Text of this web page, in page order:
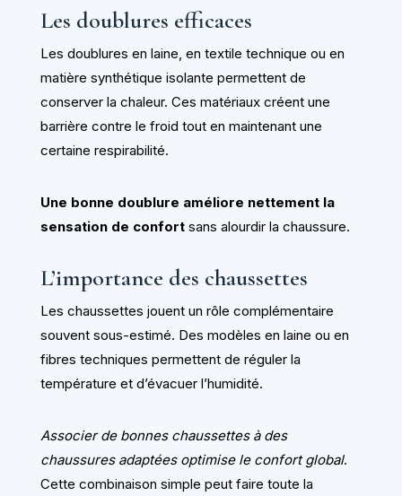
Les doublures efficaces
Les doublures en laine, en textile technique ou en
matière synthétique isolante permettent de
conserver la chaleur. Ces matériaux créent une
barrière contre le froid tout en maintenant une
certaine respirabilité.
Une bonne doublure améliore nettement la
sensation de confortsans alourdir la chaussure.
L’importance des chaussettes
Les chaussettes jouent un rôle complémentaire
souvent sous-estimé. Des modèles en laine ou en
fibres techniques permettent de réguler la
température et d’évacuer l’humidité.
Associer de bonnes chaussettes à des
chaussures adaptées optimise le confort global.
Cette combinaison simple peut faire toute la